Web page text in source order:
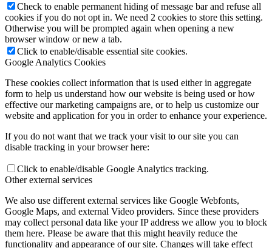
Check to enable permanent hiding of message bar and refuse all
cookies if you do not opt in. We need 2 cookies to store this setting.
Otherwise you will be prompted again when opening a new
browser window or new a tab.
Click to enable/disable essential site cookies.
Google Analytics Cookies
These cookies collect information that is used either in aggregate
form to help us understand how our website is being used or how
effective our marketing campaigns are, or to help us customize our
website and application for you in order to enhance your experience.
If you do not want that we track your visit to our site you can
disable tracking in your browser here:
Click to enable/disable Google Analytics tracking.
Other external services
We also use different external services like Google Webfonts,
Google Maps, and external Video providers. Since these providers
may collect personal data like your IP address we allow you to block
them here. Please be aware that this might heavily reduce the
functionality and appearance of our site. Changes will take effect